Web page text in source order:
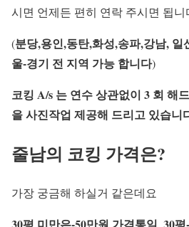
시면 언제든 편히 연락 주시면 됩니
(분당,용인,동탄,화성,송파,강남, 일
울-경기 전 지역 가능 합니다)
코킹 A/s 는 연수 상관없이 3 회 해
을 사진작업 제공해 드리고 있습니
줄남의 코킹 가격은?
가장 궁금해 하실거 같은데요
30평 미만은-50만원 가격통일, 30